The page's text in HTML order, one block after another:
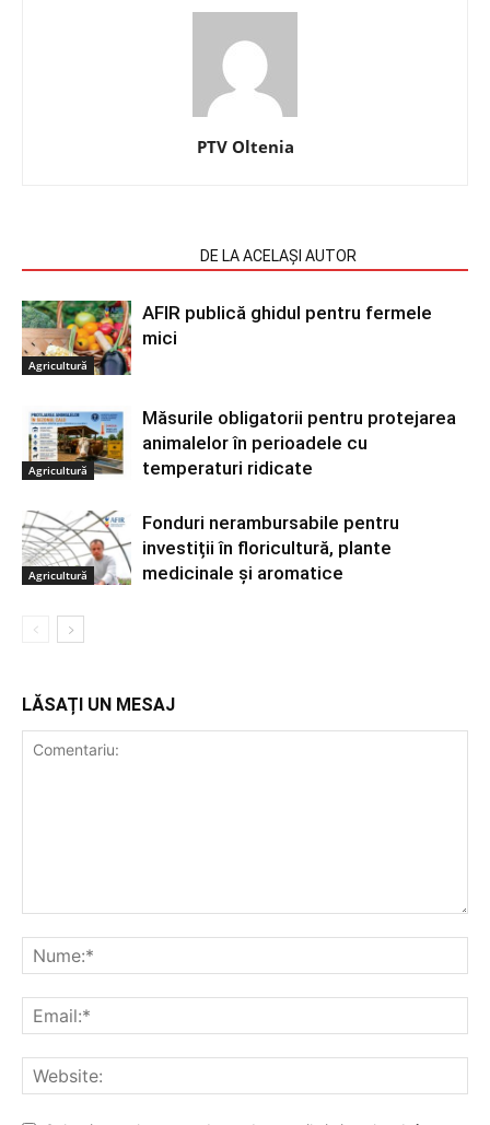
PTV Oltenia
DE LA ACELAȘI AUTOR
Agricultură
AFIR publică ghidul pentru fermele
mici
Agricultură
Măsurile obligatorii pentru protejarea
animalelor în perioadele cu
temperaturi ridicate
Agricultură
Fonduri nerambursabile pentru
investiții în floricultură, plante
medicinale și aromatice
LĂSAȚI UN MESAJ